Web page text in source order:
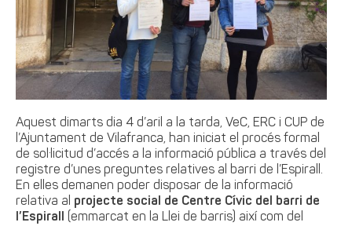
Aquest dimarts dia 4 d’aril a la tarda, VeC, ERC i CUP de
l’Ajuntament de Vilafranca, han iniciat el procés formal
de sol·licitud d’accés a la informació pública a través del
registre d’unes preguntes relatives al barri de l’Espirall.
En elles demanen poder disposar de la informació
relativa al projecte social de Centre Cívic del barri de
l’Espirall (emmarcat en la Llei de barris) així com del